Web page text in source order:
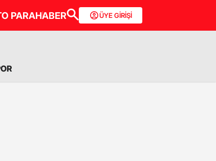
PARAHABER ÜYE GİRİŞİ